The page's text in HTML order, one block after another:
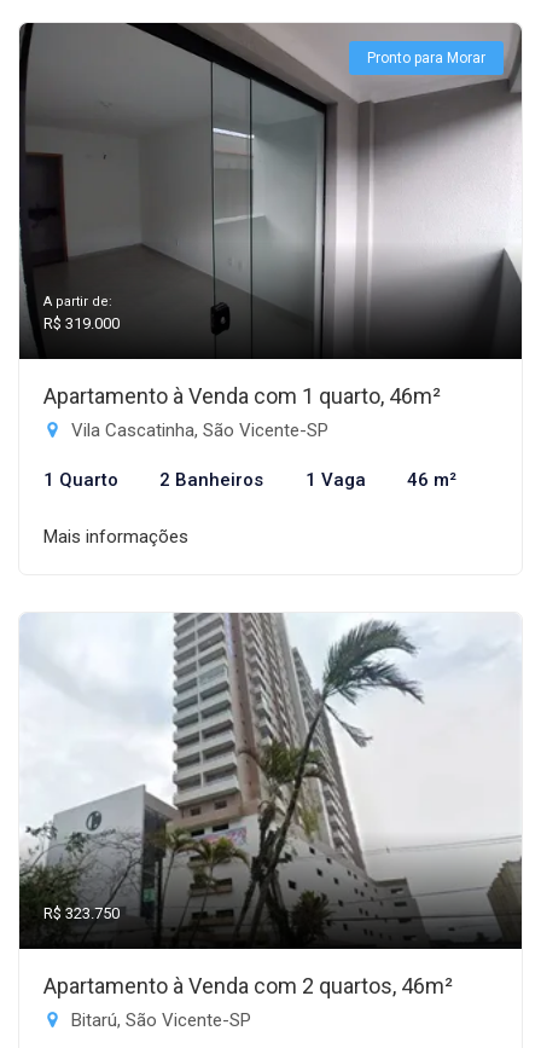
Pronto para Morar
A partir de:
R$ 319.000
Apartamento à Venda com 1 quarto, 46m²
Vila Cascatinha, São Vicente-SP
1 Quarto 2 Banheiros 1 Vaga 46 m²
Mais informações
R$ 323.750
Apartamento à Venda com 2 quartos, 46m²
Bitarú, São Vicente-SP